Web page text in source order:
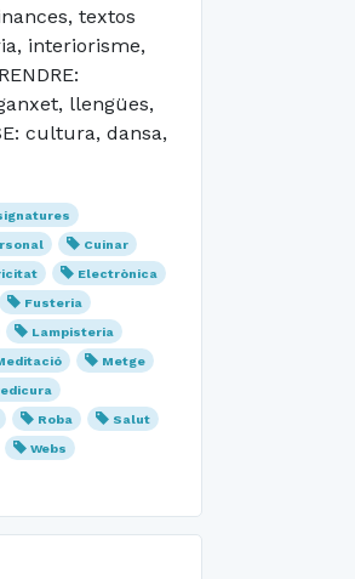
textos
interiorisme,
llengües,
cultura, dansa,
Cuinar
Electrònica
Fusteria
Lampisteria
Metge
Roba
Salut
Webs